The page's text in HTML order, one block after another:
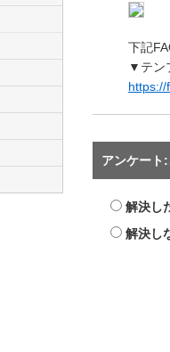
下記
▼テン
https://
アンケート
解決し
解決し